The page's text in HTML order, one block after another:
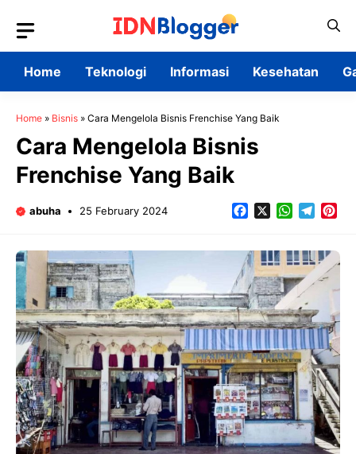
content
Home
Teknologi Informasi Kesehatan
Home » Bisnis » Cara Mengelola Bisnis Frenchise Yang Baik
Cara Mengelola Bisnis
Frenchise Yang Baik
abuha 25 February 2024 FacebookWhatsApp